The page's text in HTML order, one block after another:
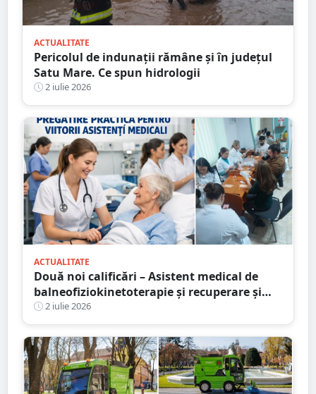
ACTUALITATE
Pericolul de indunații rămâne și în județul
Satu Mare. Ce spun hidrologii
2 iulie 2026
ACTUALITATE
Două noi calificări – Asistent medical de
balneofiziokinetoterapie și recuperare și
Asistent medical de radiologie – la Școala
Postliceală „Henri Coandă” Satu Mare. Au
început înscrierile!
2 iulie 2026